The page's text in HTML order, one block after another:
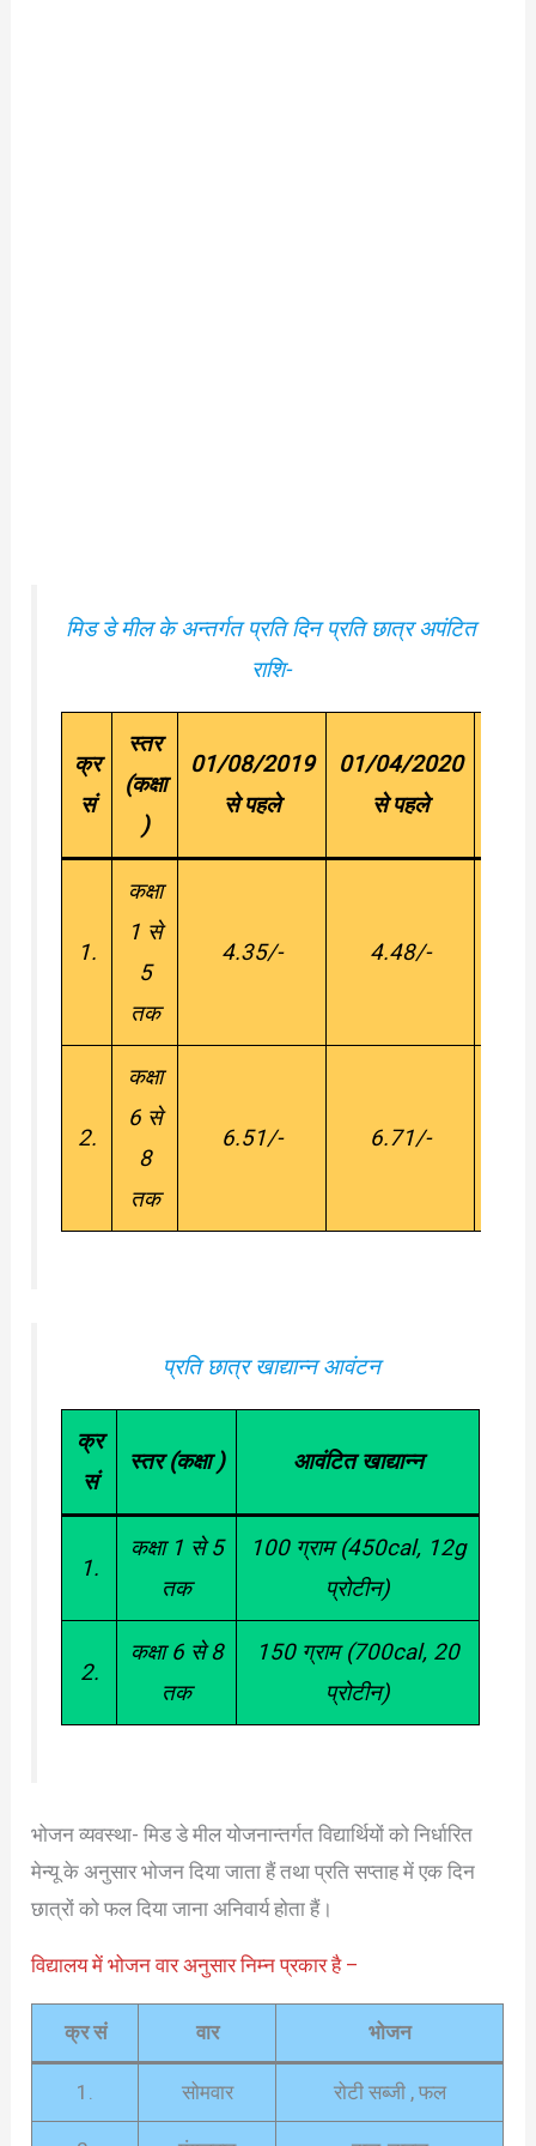
मिड डे मील के अन्तर्गत प्रति दिन प्रति छात्र अपंटित
राशि-
क्र
सं
स्तर
(कक्षा
)
01/08/2019
से पहले
01/04/2020
से पहले
1.
कक्षा
1 से
5
तक
4.35/- 4.48/-
2.
कक्षा
6 से
8
तक
6.51/- 6.71/-
प्रति छात्र खाद्यान्न आवंटन
क्र
सं
स्तर (कक्षा ) आवंटित खाद्यान्न
1.
कक्षा 1 से 5
तक
100 ग्राम (450cal, 12g
प्रोटीन)
2.
कक्षा 6 से 8
तक
150 ग्राम (700cal, 20
प्रोटीन)
भोजन व्यवस्था- मिड डे मील योजनान्तर्गत विद्यार्थियों को निर्धारित
मेन्यू के अनुसार भोजन दिया जाता हैं तथा प्रति सप्ताह में एक दिन
छात्रों को फल दिया जाना अनिवार्य होता हैं।
विद्यालय में भोजन वार अनुसार निम्न प्रकार है –
क्र सं वार भोजन
1. सोमवार रोटी सब्जी , फल